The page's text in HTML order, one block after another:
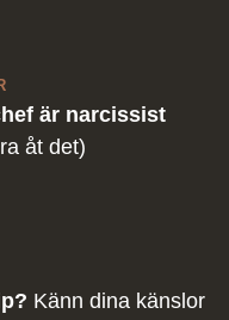
är narcissist
åt det)
Känn dina känslor